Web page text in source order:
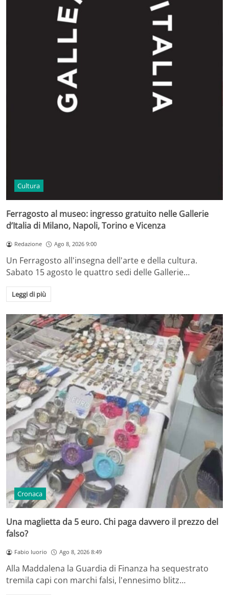
Cultura
Ferragosto al museo: ingresso gratuito nelle Gallerie
d’Italia di Milano, Napoli, Torino e Vicenza
Redazione Ago 8, 2026 9:00
Un Ferragosto all'insegna dell'arte e della cultura.
Sabato 15 agosto le quattro sedi delle Gallerie…
Leggi di più
Cronaca
Una maglietta da 5 euro. Chi paga davvero il prezzo del
falso?
Fabio Iuorio Ago 8, 2026 8:49
Alla Maddalena la Guardia di Finanza ha sequestrato
tremila capi con marchi falsi, l'ennesimo blitz…